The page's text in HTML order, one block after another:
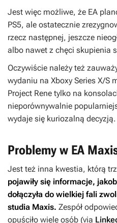
Jest więc możliwe, że EA
PS5, ale ostatecznie
rzecz następnej, jeszcze
albo nawet z chęci skupienia
Oczywiście należy też
wydaniu na Xboxy Series X/S
Project Rene tylko na
nieporównywalnie
wydaje się kuriozalną decyzją.
Problemy w EA
Jest też inna kwestia, którą
pojawiły się informacje,
dołączyła do wielkiej fali
studia Maxis. Zespół
opuściło wiele osób (via